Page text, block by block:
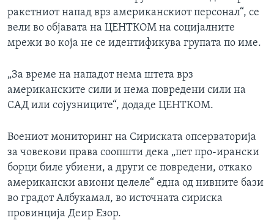
ракетниот напад врз американскиот персонал“, се
вели во објавата на ЦЕНТКОМ на социјалните
мрежи во која не се идентификува групата по име.
„За време на нападот нема штета врз
американските сили и нема повредени сили на
САД или сојузниците“, додаде ЦЕНТКОМ.
Воениот мониторинг на Сириската опсерваторија
за човекови права соопшти дека „пет про-ирански
борци биле убиени, а други се повредени, откако
американски авиони целеле“ една од нивните бази
во градот Албукамал, во источната сириска
провинција Деир Езор.